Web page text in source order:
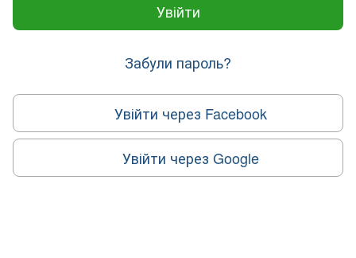
Увійти
Забули пароль?
Увійти через Facebook
Увійти через Google